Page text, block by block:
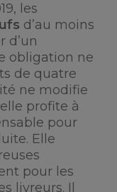
les
d’au moins
d’un
obligation ne
de quatre
ne modifie
profite à
pour
Elle
pour les
livreurs. Il